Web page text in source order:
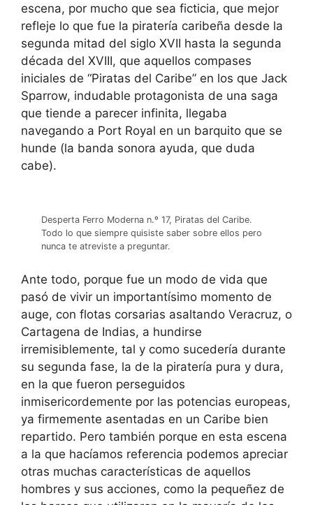
escena, por mucho que sea ficticia, que mejor
refleje lo que fue la piratería caribeña desde la
segunda mitad del siglo XVII hasta la segunda
década del XVIII, que aquellos compases
iniciales de “Piratas del Caribe” en los que Jack
Sparrow, indudable protagonista de una saga
que tiende a parecer infinita, llegaba
navegando a Port Royal en un barquito que se
hunde (la banda sonora ayuda, que duda
cabe).
Desperta Ferro Moderna n.º 17, Piratas del Caribe.
Todo lo que siempre quisiste saber sobre ellos pero
nunca te atreviste a preguntar.
Ante todo, porque fue un modo de vida que
pasó de vivir un importantísimo momento de
auge, con flotas corsarias asaltando Veracruz, o
Cartagena de Indias, a hundirse
irremisiblemente, tal y como sucedería durante
su segunda fase, la de la piratería pura y dura,
en la que fueron perseguidos
inmisericordemente por las potencias europeas,
ya firmemente asentadas en un Caribe bien
repartido. Pero también porque en esta escena
a la que hacíamos referencia podemos apreciar
otras muchas características de aquellos
hombres y sus acciones, como la pequeñez de